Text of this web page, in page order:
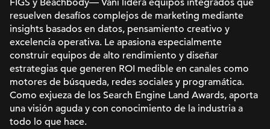
FIGS y Beachbody— Vani lidera equipos integrados que
resuelven desafíos complejos de marketing mediante
insights basados en datos, pensamiento creativo y
excelencia operativa. Le apasiona especialmente
construir equipos de alto rendimiento y diseñar
estrategias que generen ROI medible en canales como
motores de búsqueda, redes sociales y programática.
Como exjueza de los Search Engine Land Awards, aporta
una visión aguda y con conocimiento de la industria a
todo lo que hace.